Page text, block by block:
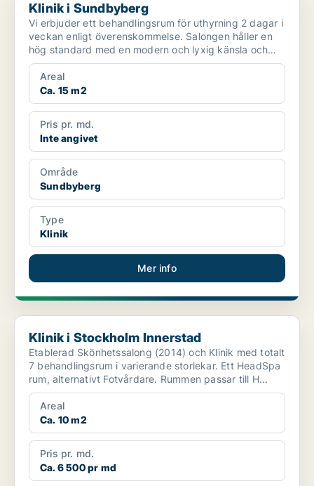
Klinik i Sundbyberg
Vi erbjuder ett behandlingsrum för uthyrning 2 dagar i
veckan enligt överenskommelse. Salongen håller en
hög standard med en modern och lyxig känsla och
p...
Areal
Ca. 15 m2
Pris pr. md.
Inte angivet
Område
Sundbyberg
Type
Klinik
Mer info
Klinik i Stockholm Innerstad
Klinik i Stockholm Innerstad
Etablerad Skönhetssalong (2014) och Klinik med totalt
7 behandlingsrum i varierande storlekar. Ett HeadSpa
rum, alternativt Fotvårdare. Rummen passar till H...
Areal
Ca. 10 m2
Pris pr. md.
Ca. 6 500 pr md